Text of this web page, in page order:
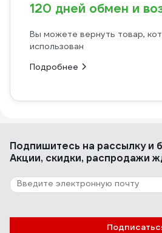
120 дней обмен и
Вы можете вернуть товар,
использован
Подробнее
Подпишитесь на рассылкуи
Акции, скидки, распродажи